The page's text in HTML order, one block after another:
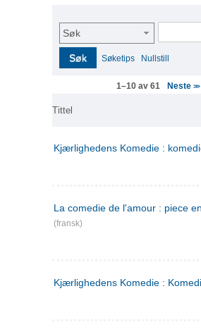
Søk
Søk Søketips Nullstill
1–10 av 61 Neste>>
Tittel
Kjærlighedens Komedie :
La comedie de l'amour : piece
(fransk)
Kjærlighedens Komedie :